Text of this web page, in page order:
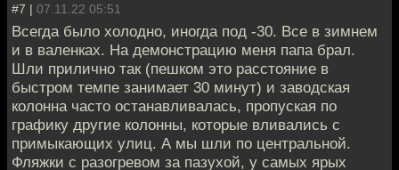
#7 | 07.11.22 05:51
Всегда было холодно, иногда под -30. Все в зимнем
и в валенках. На демонстрацию меня папа брал.
Шли прилично так (пешком это расстояние в
быстром темпе занимает 30 минут) и заводская
колонна часто останавливалась, пропуская по
графику другие колонны, которые вливались с
примыкающих улиц. А мы шли по центральной.
Фляжки с разогревом за пазухой, у самых ярых